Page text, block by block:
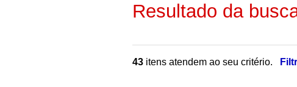
Resultado da
43 itens atendem ao seu critério.